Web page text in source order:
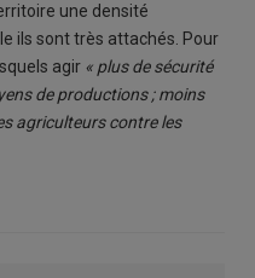
une densité
ils sont très attachés. Pour
agir « plus de sécurité
de productions ; moins
agriculteurs contre les